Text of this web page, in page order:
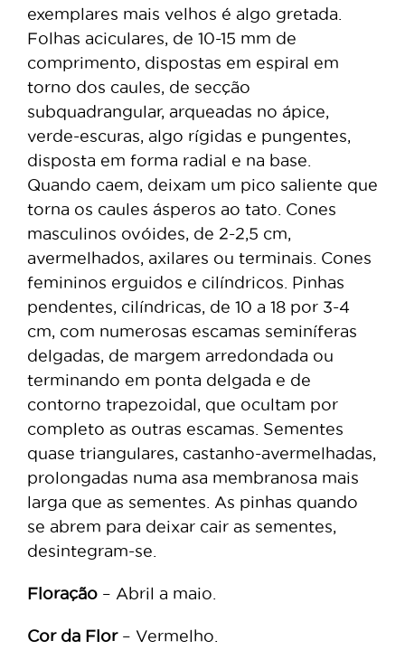
exemplares mais velhos é algo gretada.
Folhas aciculares, de 10-15 mm de
comprimento, dispostas em espiral em
torno dos caules, de secção
subquadrangular, arqueadas no ápice,
verde-escuras, algo rígidas e pungentes,
disposta em forma radial e na base.
Quando caem, deixam um pico saliente que
torna os caules ásperos ao tato. Cones
masculinos ovóides, de 2-2,5 cm,
avermelhados, axilares ou terminais. Cones
femininos erguidos e cilíndricos. Pinhas
pendentes, cilíndricas, de 10 a 18 por 3-4
cm, com numerosas escamas seminíferas
delgadas, de margem arredondada ou
terminando em ponta delgada e de
contorno trapezoidal, que ocultam por
completo as outras escamas. Sementes
quase triangulares, castanho-avermelhadas,
prolongadas numa asa membranosa mais
larga que as sementes. As pinhas quando
se abrem para deixar cair as sementes,
desintegram-se.
Floração – Abril a maio.
Cor da Flor – Vermelho.